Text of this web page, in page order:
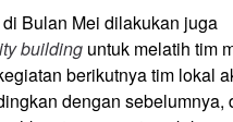
Bulan Mei dilakukan juga
building untuk melatih tim
berikutnya tim lokal
dengan sebelumnya,